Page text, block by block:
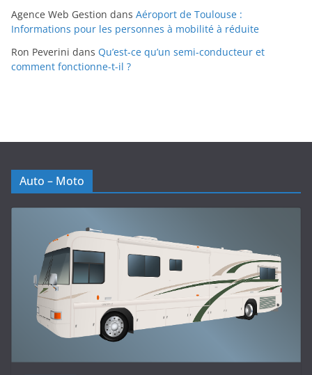
Agence Web Gestion dans Aéroport de Toulouse :
Informations pour les personnes à mobilité à réduite
Ron Peverini dans Qu’est-ce qu’un semi-conducteur et
comment fonctionne-t-il ?
Auto – Moto